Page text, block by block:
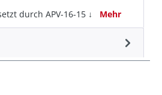
durch APV-16-15 ↓ Mehr